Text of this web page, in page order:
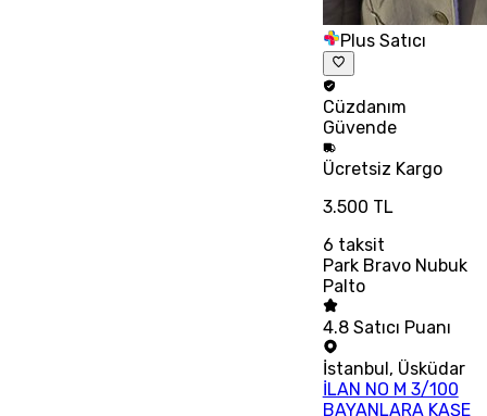
Plus Satıcı
Cüzdanım
Güvende
Ücretsiz Kargo
3.500 TL
6 taksit
Park Bravo Nubuk
Palto
4.8 Satıcı Puanı
İstanbul, Üsküdar
İLAN NO M 3/100
BAYANLARA KAŞE